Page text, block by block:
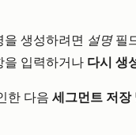
생성하려면 설명필
을 입력하거나 다시 생
한 다음 세그먼트 저장